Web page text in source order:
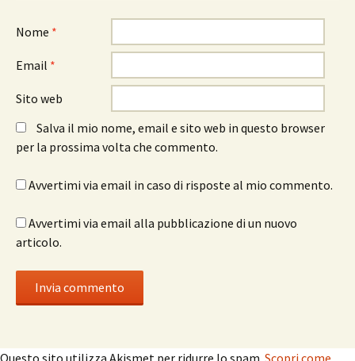
Nome *
Email *
Sito web
Salva il mio nome, email e sito web in questo browser
per la prossima volta che commento.
Avvertimi via email in caso di risposte al mio commento.
Avvertimi via email alla pubblicazione di un nuovo
articolo.
Questo sito utilizza Akismet per ridurre lo spam. Scopri come